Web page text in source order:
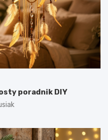
poradnik DIY